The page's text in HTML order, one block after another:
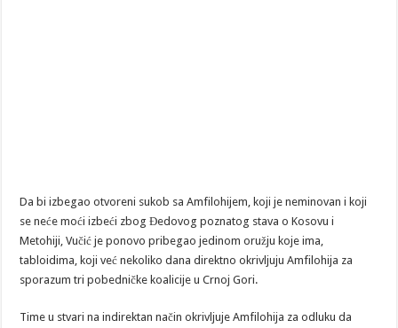
Da bi izbegao otvoreni sukob sa Amfilohijem, koji je neminovan i koji
se neće moći izbeći zbog Đedovog poznatog stava o Kosovu i
Metohiji, Vučić je ponovo pribegao jedinom oružju koje ima,
tabloidima, koji već nekoliko dana direktno okrivljuju Amfilohija za
sporazum tri pobedničke koalicije u Crnoj Gori.
Time u stvari na indirektan način okrivljuje Amfilohija za odluku da